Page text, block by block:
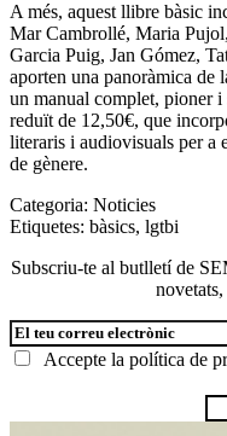
A més, aquest llibre bàsic
Mar Cambrollé, Maria
Garcia Puig, Jan Gómez,
aporten una panoràmica de
un manual complet, pioner
reduït de 12,50€, que
literaris i audiovisuals per a
de gènere.
Categoria: Noticies
Etiquetes: bàsics, lgtbi
Subscriu-te al butlletí de
Accepte la política de